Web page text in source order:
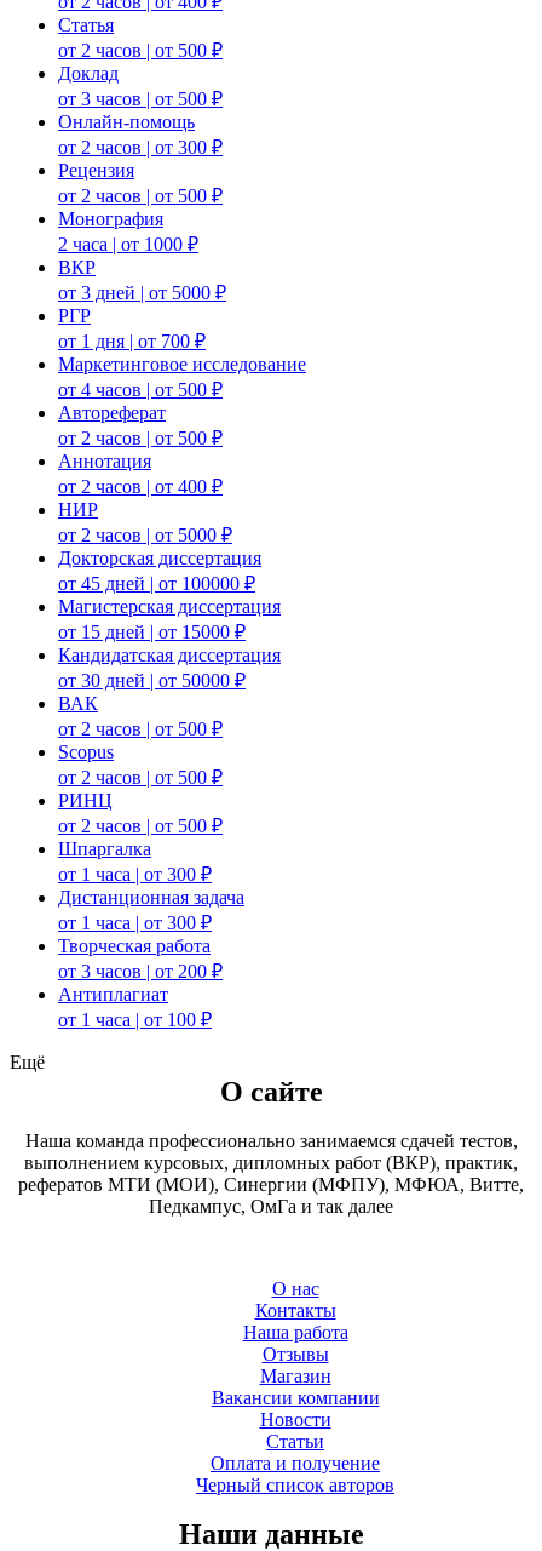
Статья
от 2 часов | от 500 ₽
Доклад
от 3 часов | от 500 ₽
Онлайн-помощь
от 2 часов | от 300 ₽
Рецензия
от 2 часов | от 500 ₽
Монография
2 часа | от 1000 ₽
ВКР
от 3 дней | от 5000 ₽
РГР
от 1 дня | от 700 ₽
Маркетинговое исследование
от 4 часов | от 500 ₽
Автореферат
от 2 часов | от 500 ₽
Аннотация
от 2 часов | от 400 ₽
НИР
от 2 часов | от 5000 ₽
Докторская диссертация
от 45 дней | от 100000 ₽
Магистерская диссертация
от 15 дней | от 15000 ₽
Кандидатская диссертация
от 30 дней | от 50000 ₽
ВАК
от 2 часов | от 500 ₽
Scopus
от 2 часов | от 500 ₽
РИНЦ
от 2 часов | от 500 ₽
Шпаргалка
от 1 часа | от 300 ₽
Дистанционная задача
от 1 часа | от 300 ₽
Творческая работа
от 3 часов | от 200 ₽
Антиплагиат
от 1 часа | от 100 ₽
Ещё
О сайте
Наша команда профессионально занимаемся сдачей тестов,
выполнением курсовых, дипломных работ (ВКР), практик,
рефератов МТИ (МОИ), Синергии (МФПУ), МФЮА, Витте,
Педкампус, ОмГа и так далее
О нас
Контакты
Наша работа
Отзывы
Магазин
Вакансии компании
Новости
Статьи
Оплата и получение
Черный список авторов
Наши данные